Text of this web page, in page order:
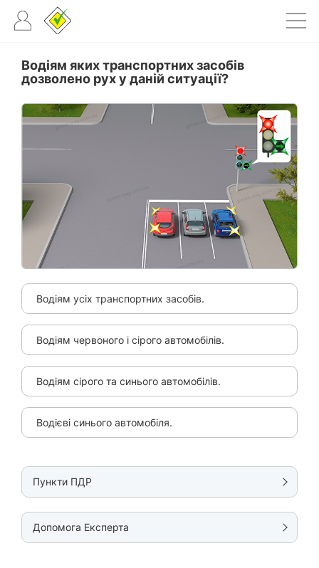
Водіям яких транспортних засобів
дозволено рух у даній ситуації?
Водіям усіх транспортних засобів.
Водіям червоного і сірого автомобілів.
Водіям сірого та синього автомобілів.
Водієві синього автомобіля.
Пункти ПДР
Допомога Експерта